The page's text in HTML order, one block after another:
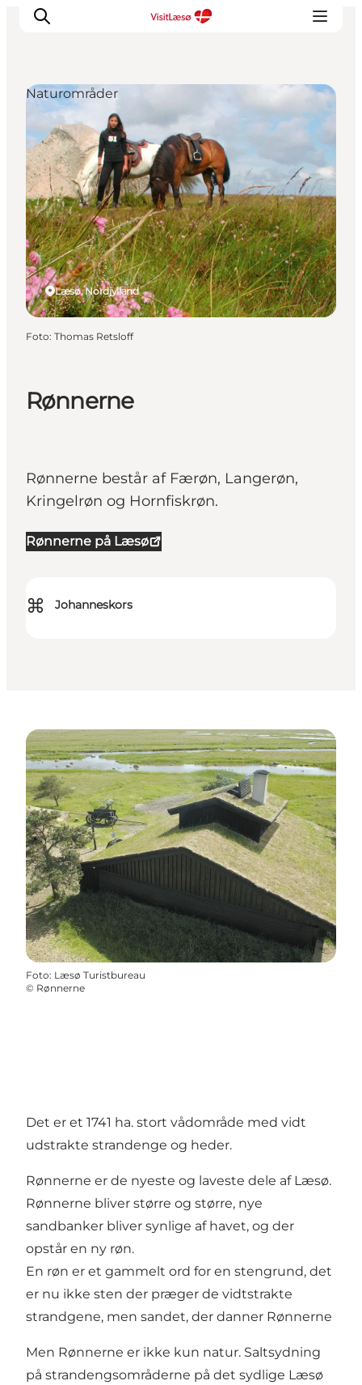
Rønnerne
Rønnerne består af Færøn, Langerøn,
Kringelrøn og Hornfiskrøn.
Rønnerne på Læsø
⌘ Johanneskors
Læsø, Nordjylland
Naturområder
Foto: Thomas Retsloff
Foto: Læsø Turistbureau
© Rønnerne
Det er et 1741 ha. stort vådområde med vidt
udstrakte strandenge og heder.
Rønnerne er de nyeste og laveste dele af Læsø.
Rønnerne bliver større og større, nye
sandbanker bliver synlige af havet, og der
opstår en ny røn.
En røn er et gammelt ord for en stengrund, det
er nu ikke sten der præger de vidtstrakte
strandgene, men sandet, der danner Rønnerne
Men Rønnerne er ikke kun natur. Saltsydning
på strandengsområderne på det sydlige Læsø